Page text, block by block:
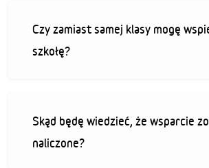
Czy zamiast samej klasy mogę
szkołę?
Skąd będę wiedzieć, że wsparcie
naliczone?